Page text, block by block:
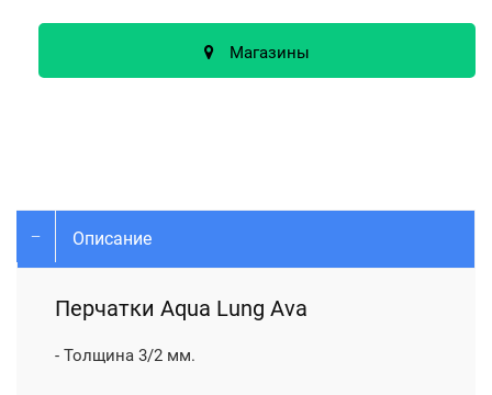
Магазины
Описание
Перчатки Aqua Lung Ava
- Толщина 3/2 мм.